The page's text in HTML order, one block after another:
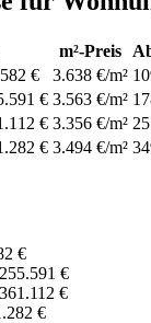
m²-Preis
€ 3.638 €/m²
€ 3.563 €/m²
€ 3.356 €/m²
€ 3.494 €/m²
€
€
€
€